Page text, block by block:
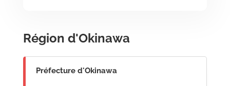
Région d'Okinawa
Préfecture d'Okinawa